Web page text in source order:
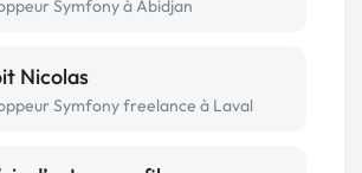
Symfony à Abidjan
Nicolas
Symfony freelance à Laval